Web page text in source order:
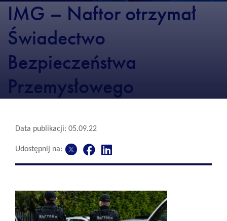
IMG – Naftor otrzymał
Świadectwo
Bezpieczeństwa
Przemysłowego
Data publikacji: 05.09.22
Udostępnij na: